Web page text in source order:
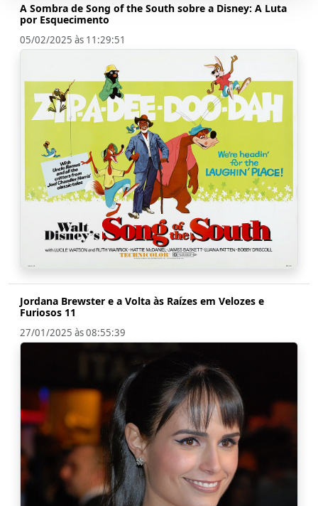
A Sombra de Song of the South sobre a Disney: A Luta
por Esquecimento
05/02/2025 às 11:29:51
Jordana Brewster e a Volta às Raízes em Velozes e
Furiosos 11
27/01/2025 às 08:55:39